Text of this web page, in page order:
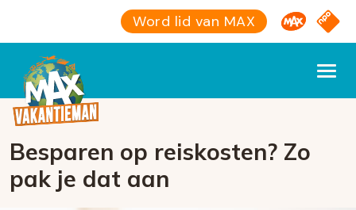
Word lid van MAX Omroep
NPO
Besparen op reiskosten? Zo
pak je dat aan